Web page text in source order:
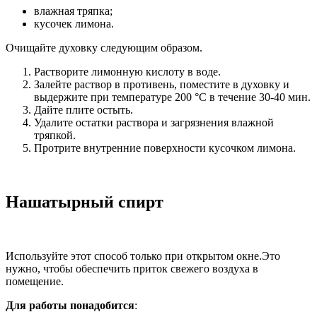
влажная тряпка;
кусочек лимона.
Очищайте духовку следующим образом.
Растворите лимонную кислоту в воде.
Залейте раствор в противень, поместите в духовку и
выдержите при температуре 200 °С в течение 30-40 мин.
Дайте плите остыть.
Удалите остатки раствора и загрязнения влажной
тряпкой.
Протрите внутренние поверхности кусочком лимона.
Нашатырный спирт
Используйте этот способ только при открытом окне.Это
нужно, чтобы обеспечить приток свежего воздуха в
помещение.
Для работы понадобится: